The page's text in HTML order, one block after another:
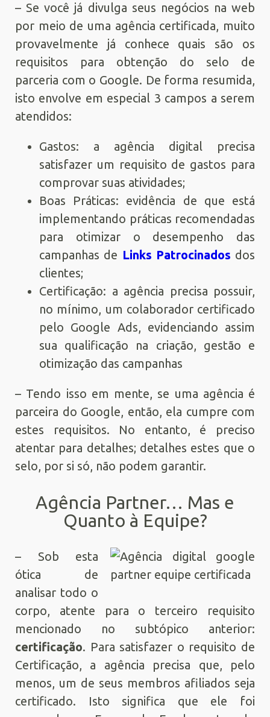
– Se você já divulga seus negócios na web
por meio de uma agência certificada, muito
provavelmente já conhece quais são os
requisitos para obtenção do selo de
parceria com o Google. De forma resumida,
isto envolve em especial 3 campos a serem
atendidos:
Gastos: a agência digital precisa
satisfazer um requisito de gastos para
comprovar suas atividades;
Boas Práticas: evidência de que está
implementando práticas recomendadas
para otimizar o desempenho das
campanhas de Links Patrocinados dos
clientes;
Certificação: a agência precisa possuir,
no mínimo, um colaborador certificado
pelo Google Ads, evidenciando assim
sua qualificação na criação, gestão e
otimização das campanhas
– Tendo isso em mente, se uma agência é
parceira do Google, então, ela cumpre com
estes requisitos. No entanto, é preciso
atentar para detalhes; detalhes estes que o
selo, por si só, não podem garantir.
Agência Partner… Mas e
Quanto à Equipe?
– Sob esta
ótica de
analisar todo o
corpo, atente para o terceiro requisito
mencionado no subtópico anterior:
certificação. Para satisfazer o requisito de
Certificação, a agência precisa que, pelo
menos, um de seus membros afiliados seja
certificado. Isto significa que ele foi